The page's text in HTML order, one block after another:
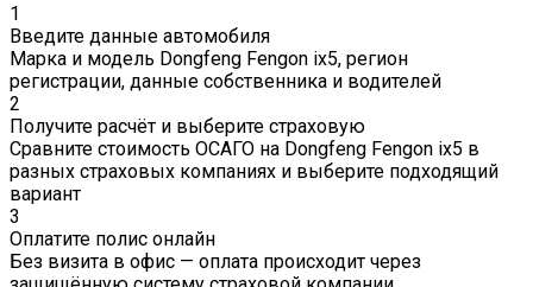
1
Введите данные автомобиля
Марка и модель Dongfeng Fengon ix5, регион
регистрации, данные собственника и водителей
2
Получите расчёт и выберите страховую
Сравните стоимость ОСАГО на Dongfeng Fengon ix5 в
разных страховых компаниях и выберите подходящий
вариант
3
Оплатите полис онлайн
Без визита в офис — оплата происходит через